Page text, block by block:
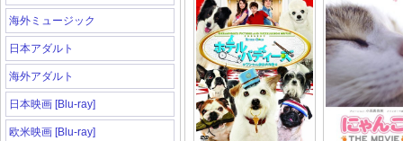
海外ミュージック
日本アダルト
海外アダルト
日本映画 [Blu-ray]
欧米映画 [Blu-ray]